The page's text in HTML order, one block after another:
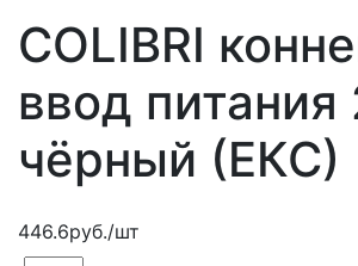
COLIBRI
ввод питания
чёрный (ЕКС)
446.6руб./шт